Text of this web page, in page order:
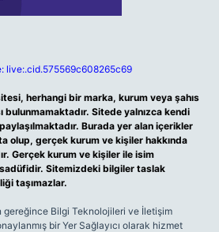
live:.cid.575569c608265c69
herhangi bir marka, kurum veya şahıs
bulunmamaktadır. Sitede yalnızca kendi
paylaşılmaktadır. Burada yer alan içerikler
olup, gerçek kurum ve kişiler hakkında
Gerçek kurum ve kişiler ile isim
Sitemizdeki bilgiler taslak
taşımazlar.
gereğince Bilgi Teknolojileri ve İletişim
bir Yer Sağlayıcı olarak hizmet